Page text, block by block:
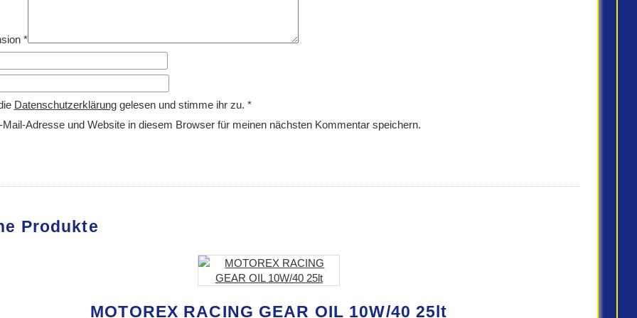
*
Datenschutzerklärunggelesen und stimme ihr zu. *
Mail-Adresse und Website in diesem Browser für meinen nächsten Kommentar speichern.
Produkte
MOTOREX RACING GEAR OIL 10W/40 25lt